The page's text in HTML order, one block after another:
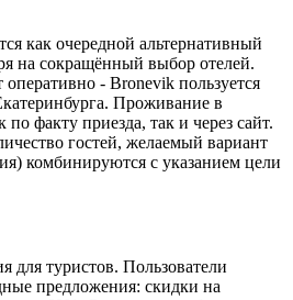
как очередной альтернативный
на сокращённый выбор отелей.
- Bronevik пользуется
Проживание в
по факту приезда, так и через сайт.
гостей, желаемый вариант
комбинируются с указанием цели
для туристов. Пользователи
предложения: скидки на